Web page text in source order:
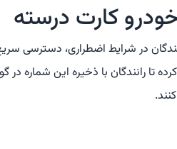
کارت درسته
در شرایط اضطراری، دسترسی
تا رانندگان با ذخیره این